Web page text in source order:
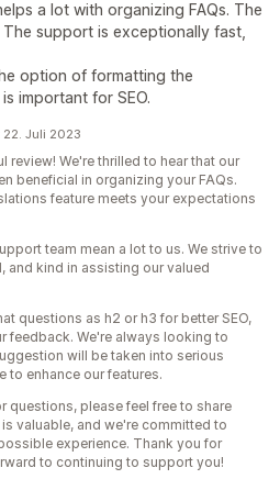
a lot with organizing FAQs. The
support is exceptionally fast,
option of formatting the
important for SEO.
22. Juli 2023
review! We're thrilled to hear that our
beneficial in organizing your FAQs.
feature meets your expectations
team mean a lot to us. We strive to
and kind in assisting our valued
questions as h2 or h3 for better SEO,
feedback. We're always looking to
will be taken into serious
to enhance our features.
questions, please feel free to share
valuable, and we're committed to
experience. Thank you for
to continuing to support you!